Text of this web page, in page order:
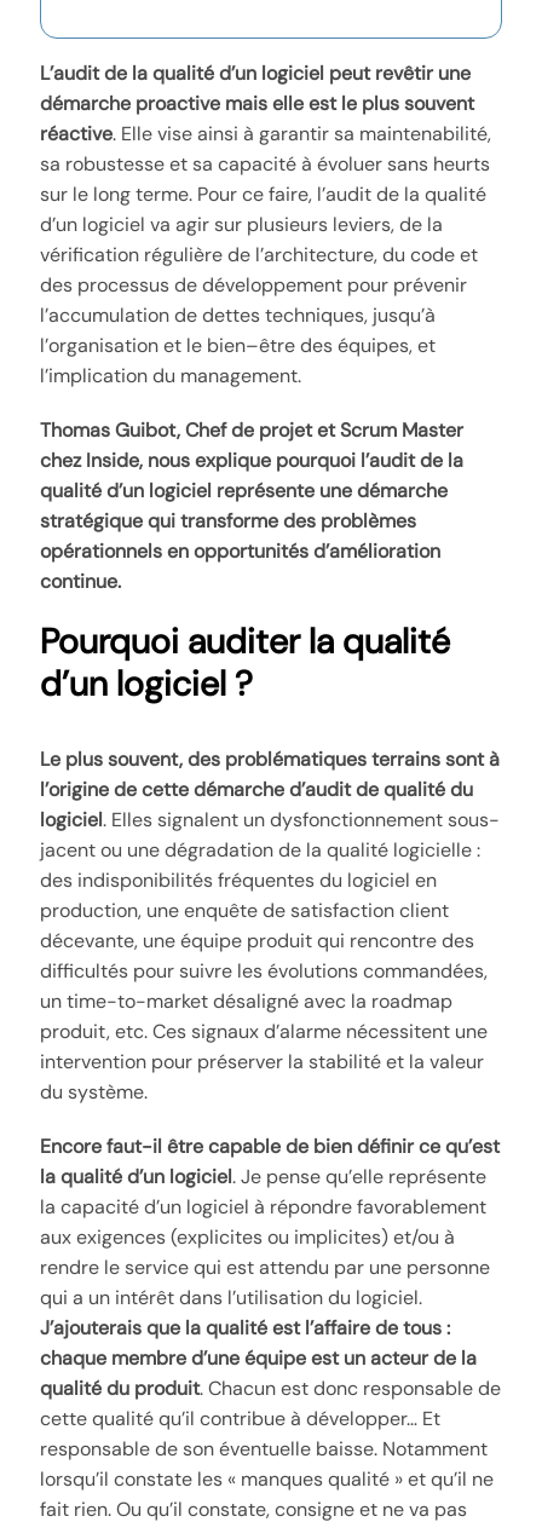
L’audit de la qualité d’un logiciel peut revêtir une
démarche proactive mais elle est le plus souvent
réactive. Elle vise ainsi à garantir sa maintenabilité,
sa robustesse et sa capacité à évoluer sans heurts
sur le long terme. Pour ce faire, l’audit de la qualité
d’un logiciel va agir sur plusieurs leviers, de la
vérification régulière de l’architecture, du code et
des processus de développement pour prévenir
l’accumulation de dettes techniques, jusqu’à
l’organisation et le bien–être des équipes, et
l’implication du management.
Thomas Guibot, Chef de projet et Scrum Master
chez Inside, nous explique pourquoi l’audit de la
qualité d’un logiciel représente une démarche
stratégique qui transforme des problèmes
opérationnels en opportunités d’amélioration
continue.
Pourquoi auditer la qualité
d’un logiciel ?
Le plus souvent, des problématiques terrains sont à
l’origine de cette démarche d’audit de qualité du
logiciel. Elles signalent un dysfonctionnement sous-
jacent ou une dégradation de la qualité logicielle :
des indisponibilités fréquentes du logiciel en
production, une enquête de satisfaction client
décevante, une équipe produit qui rencontre des
difficultés pour suivre les évolutions commandées,
un time-to-market désaligné avec la roadmap
produit, etc. Ces signaux d’alarme nécessitent une
intervention pour préserver la stabilité et la valeur
du système.
Encore faut-il être capable de bien définir ce qu’est
la qualité d’un logiciel. Je pense qu’elle représente
la capacité d’un logiciel à répondre favorablement
aux exigences (explicites ou implicites) et/ou à
rendre le service qui est attendu par une personne
qui a un intérêt dans l’utilisation du logiciel.
J’ajouterais que la qualité est l’affaire de tous :
chaque membre d’une équipe est un acteur de la
qualité du produit. Chacun est donc responsable de
cette qualité qu’il contribue à développer… Et
responsable de son éventuelle baisse. Notamment
lorsqu’il constate les « manques qualité » et qu’il ne
fait rien. Ou qu’il constate, consigne et ne va pas